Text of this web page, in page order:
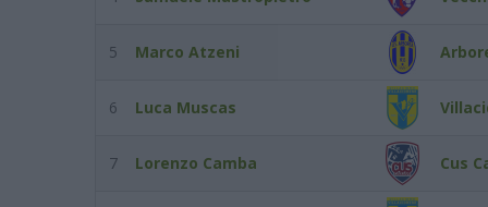
5 Marco Atzeni
6 Luca Muscas
7 Lorenzo Camba Cus